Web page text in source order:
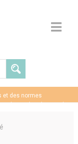
et des normes
des recherches sur les